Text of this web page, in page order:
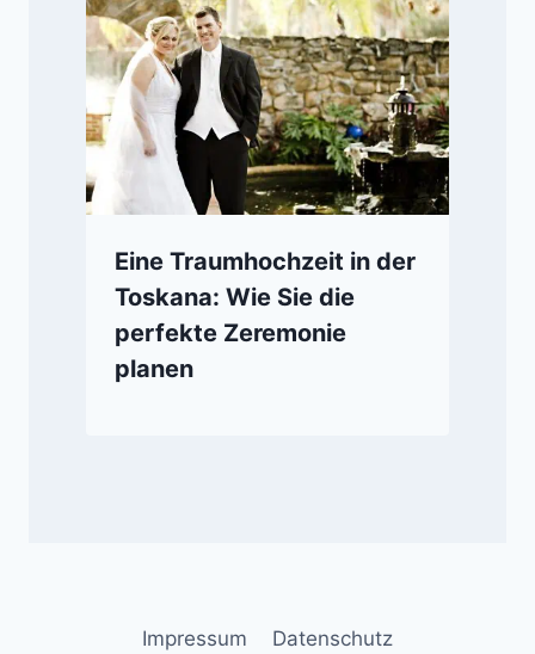
Eine Traumhochzeit in der
Toskana: Wie Sie die
perfekte Zeremonie
planen
Impressum Datenschutz